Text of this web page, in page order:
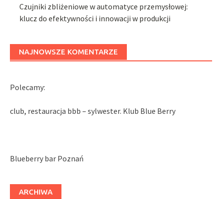
Czujniki zbliżeniowe w automatyce przemysłowej:
klucz do efektywności i innowacji w produkcji
NAJNOWSZE KOMENTARZE
Polecamy:
club, restauracja bbb – sylwester. Klub Blue Berry
Blueberry bar Poznań
ARCHIWA